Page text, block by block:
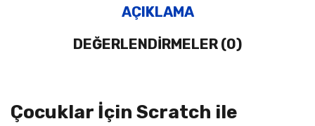
AÇIKLAMA
DEĞERLENDIRMELER (0)
Çocuklar İçin Scratch ile